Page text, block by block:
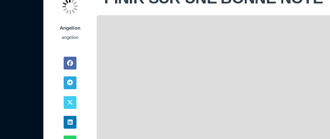
Angelion
angelion